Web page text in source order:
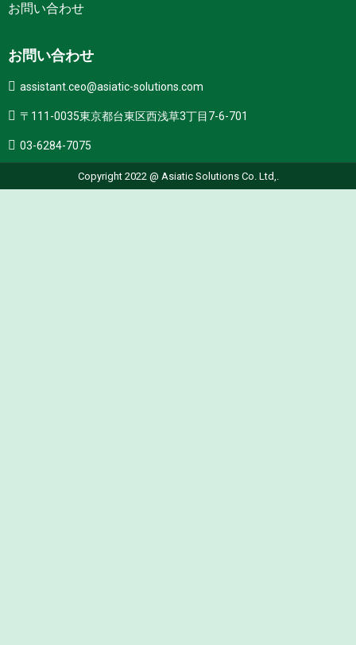
お問い合わせ
お問い合わせ
assistant.ceo@asiatic-solutions.com
〒111-0035東京都台東区西浅草3丁目7-6-701
03-6284-7075
Copyright 2022 @ Asiatic Solutions Co. Ltd,.